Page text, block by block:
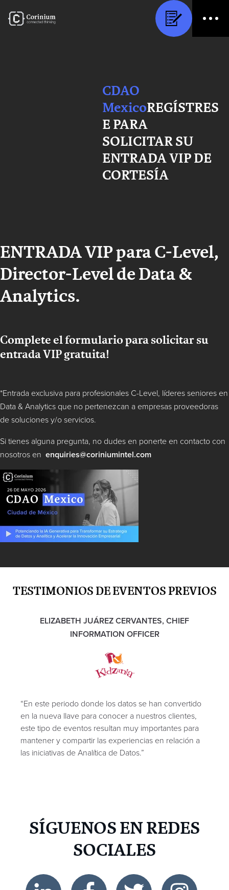
CDAO
MexicoREGÍSTRES
E PARA
SOLICITAR SU
ENTRADA VIP DE
CORTESÍA
ENTRADA VIP para C-Level,
Director-Level de Data &
Analytics.
Complete el formulario para solicitar su
entrada VIP gratuita!
*Entrada exclusiva para profesionales C-Level, líderes seniores en
Data & Analytics que no pertenezcan a empresas proveedoras
de soluciones y/o servicios.
Si tienes alguna pregunta, no dudes en ponerte en contacto con
nosotros en enquiries@coriniumintel.com
TESTIMONIOS DE EVENTOS PREVIOS
ELIZABETH JUÁREZ CERVANTES, CHIEF
INFORMATION OFFICER
“En este periodo donde los datos se han convertido
en la nueva llave para conocer a nuestros clientes,
este tipo de eventos resultan muy importantes para
mantener y compartir las experiencias en relación a
las iniciativas de Analítica de Datos.”
SÍGUENOS EN REDES
SOCIALES